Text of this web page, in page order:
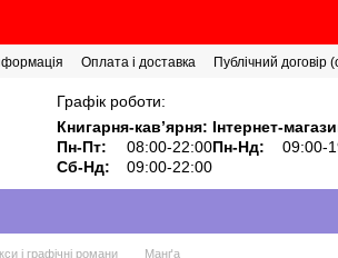
Оплата і доставка
Публічний договір
Графік роботи:
Книгарня-кавʼярня: Інтернет-
Пн-Пт:
08:00-22:00Пн-Нд:
09:00-
Сб-Нд:
09:00-22:00
і графічні романи Манґа